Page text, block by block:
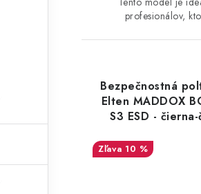
profesionálov,
Bezpečnostná
Elten MADDOX
S3 ESD -
10 %